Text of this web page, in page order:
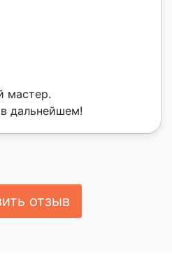
мастер.
дальнейшем!
отзыв